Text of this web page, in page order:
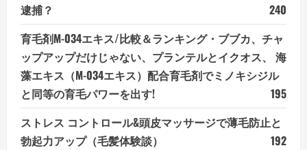
逮捕？
240
育毛剤M-034エキス/比較＆ランキング・ブブカ、チャ
ップアップだけじゃない、プランテルとイクオス、 海
藻エキス（M-034エキス）配合育毛剤でミノキシジル
と同等の育毛パワーを出す!
195
ストレス コントロール&頭皮マッサージで薄毛防止と
勃起力アップ（毛髪体験談）
192